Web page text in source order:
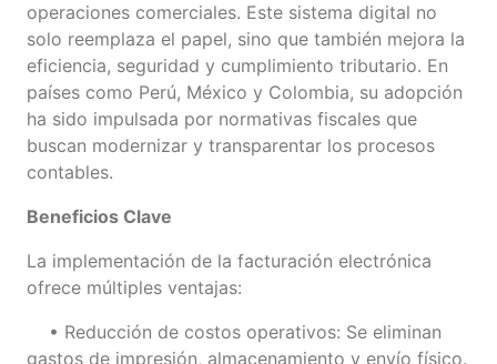
operaciones comerciales. Este sistema digital no
solo reemplaza el papel, sino que también mejora la
eficiencia, seguridad y cumplimiento tributario. En
países como Perú, México y Colombia, su adopción
ha sido impulsada por normativas fiscales que
buscan modernizar y transparentar los procesos
contables.
Beneficios Clave
La implementación de la facturación electrónica
ofrece múltiples ventajas:
• Reducción de costos operativos: Se eliminan
gastos de impresión, almacenamiento y envío físico.